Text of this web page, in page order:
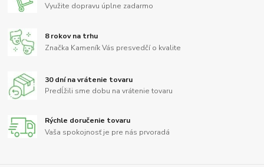
Využite dopravu úplne zadarmo
8 rokov na trhu
Značka Kameník Vás presvedčí o kvalite
30 dní na vrátenie tovaru
Predĺžili sme dobu na vrátenie tovaru
Rýchle doručenie tovaru
Vaša spokojnosť je pre nás prvoradá